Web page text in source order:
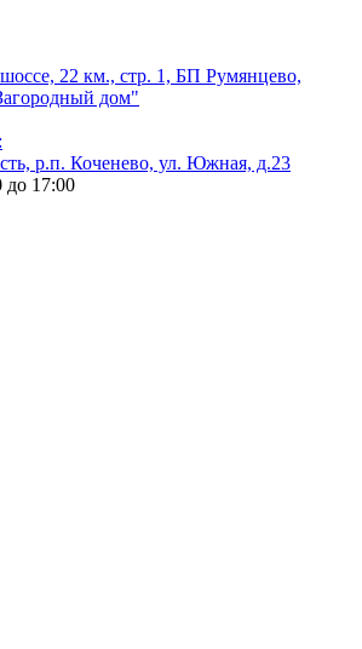
22 км., стр. 1, БП Румянцево,
дом"
р.п. Коченево, ул. Южная, д.23
до 17:00